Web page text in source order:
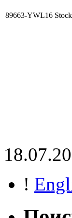
89663-YWL16 Stock
!